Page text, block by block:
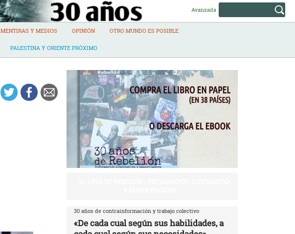
Avanzada
MENTIRAS Y MEDIOS OPINIÓN OTRO MUNDO ES POSIBLE
PALESTINA Y ORIENTE PRÓXIMO
30 años de contrainformación y trabajo colectivo
«De cada cual según sus habilidades, a